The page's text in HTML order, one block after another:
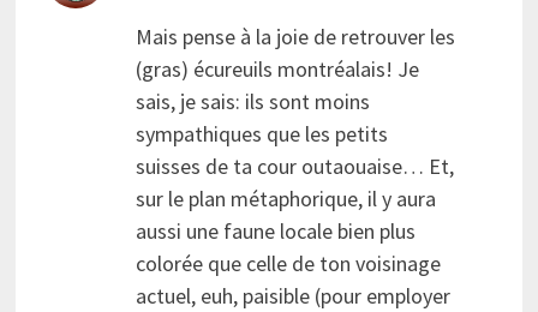
Mais pense à la joie de retrouver les
(gras) écureuils montréalais! Je
sais, je sais: ils sont moins
sympathiques que les petits
suisses de ta cour outaouaise… Et,
sur le plan métaphorique, il y aura
aussi une faune locale bien plus
colorée que celle de ton voisinage
actuel, euh, paisible (pour employer